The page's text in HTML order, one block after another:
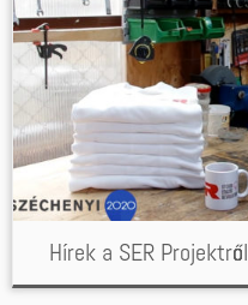
Hírek a SER Projektről